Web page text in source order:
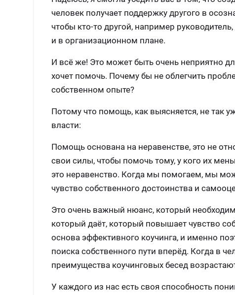
человек получает поддержку другого в
чтобы кто-то другой, например
и в организационном плане.
И всё же! Это может быть очень неприятно
хочет помочь. Почему бы не облегчить
собственном опыте?
Потому что помощь, как выясняется, не так
власти:
Помощь основана на неравенстве, это не
свои силы, чтобы помочь тому, у кого их
это неравенство. Когда мы помогаем, мы
чувство собственного достоинства и
Это очень важный нюанс, который
который даёт, который повышает чувство
основа эффективного коучинга, и именно
поиска собственного пути вперёд. Когда в
преимущества коучинговых бесед
У каждого из нас есть своя способность